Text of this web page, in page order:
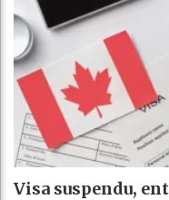
Visa suspendu,